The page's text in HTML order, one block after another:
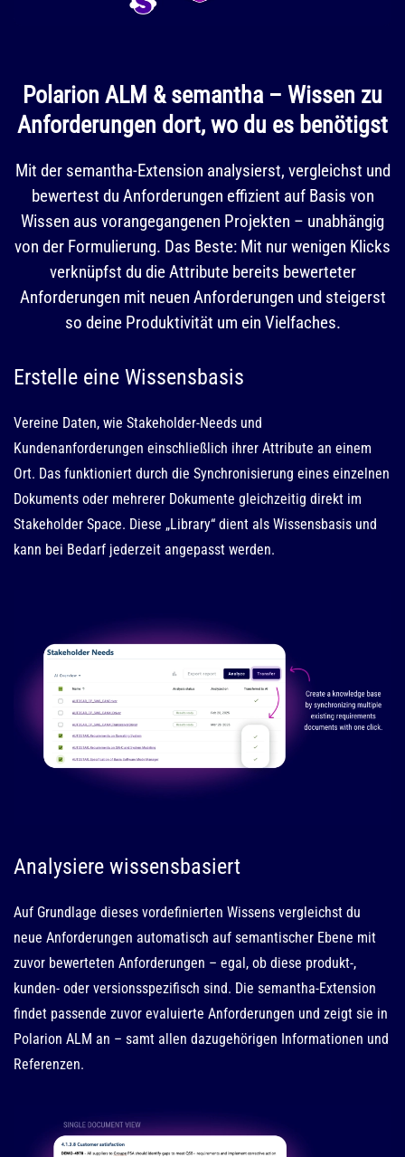
Polarion ALM & semantha – Wissen zu
Anforderungen dort, wo du es benötigst
Mit der semantha-Extension analysierst, vergleichst und
bewertest du Anforderungen effizient auf Basis von
Wissen aus vorangegangenen Projekten – unabhängig
von der Formulierung. Das Beste: Mit nur wenigen Klicks
verknüpfst du die Attribute bereits bewerteter
Anforderungen mit neuen Anforderungen und steigerst
so deine Produktivität um ein Vielfaches.
Erstelle eine Wissensbasis
Vereine Daten, wie Stakeholder-Needs und
Kundenanforderungen einschließlich ihrer Attribute an einem
Ort. Das funktioniert durch die Synchronisierung eines einzelnen
Dokuments oder mehrerer Dokumente gleichzeitig direkt im
Stakeholder Space. Diese „Library“ dient als Wissensbasis und
kann bei Bedarf jederzeit angepasst werden.
Analysiere wissensbasiert
Auf Grundlage dieses vordefinierten Wissens vergleichst du
neue Anforderungen automatisch auf semantischer Ebene mit
zuvor bewerteten Anforderungen – egal, ob diese produkt-,
kunden- oder versionsspezifisch sind. Die semantha-Extension
findet passende zuvor evaluierte Anforderungen und zeigt sie in
Polarion ALM an – samt allen dazugehörigen Informationen und
Referenzen.